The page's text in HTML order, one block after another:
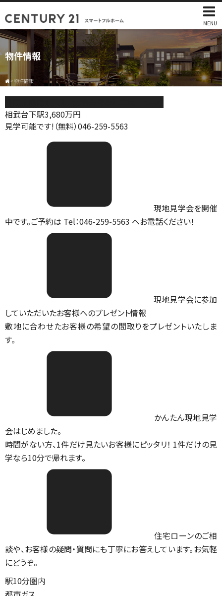
MENU
物件情報
>物件情報
相武台下駅3,680万円
見学可能です!（無料）046-259-5563
現地見学会を開催
中です。ご予約は Tel：046-259-5563 へお電話ください！
現地見学会に参加
していただいたお客様へのプレゼント情報
敷地に合わせたお客様の希望の間取りをプレゼントいたしま
す。
かんたん現地見学
会はじめました。
時間がない方、1件だけ見たいお客様にピッタリ！ 1件だけの見
学なら10分で帰れます。
住宅ローンのご相
談や、お客様の疑問・質問にも丁寧にお答えしています。お気軽
にどうぞ。
駅10分圏内